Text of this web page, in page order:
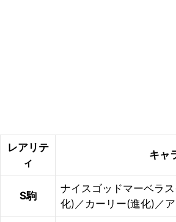
レアリテ
ィ
キャ
S駒
ナイスゴッドマーベラ
化)／カーリー(進化)／